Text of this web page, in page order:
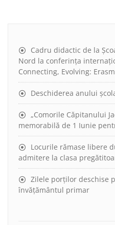
Cadru didactic de la
Nord la conferința
Connecting, Evolving:
Deschiderea anului
„Comorile Căpitanului
memorabilă de 1 Iunie
Locurile rămase libere
admitere la clasa
Zilele porților deschise
învățământul primar